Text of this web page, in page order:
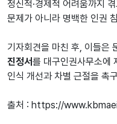
정신적·경제적 어려움까지
문제가 아니라 명백한 인권
기자회견을 마친 후, 이들은
진정서를 대구인권사무소에
인식 개선과 차별 근절을 촉
출처 : https://